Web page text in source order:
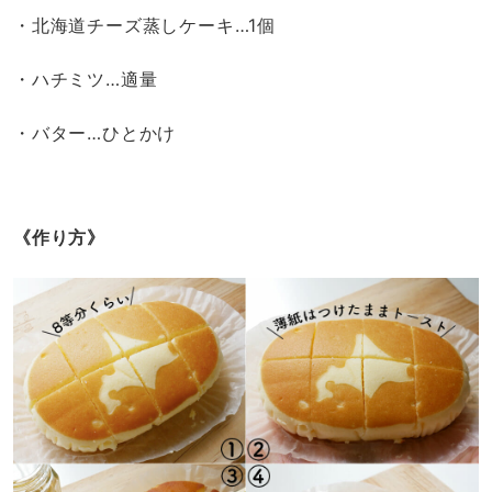
・北海道チーズ蒸しケーキ…1個
・ハチミツ…適量
・バター…ひとかけ
《作り方》